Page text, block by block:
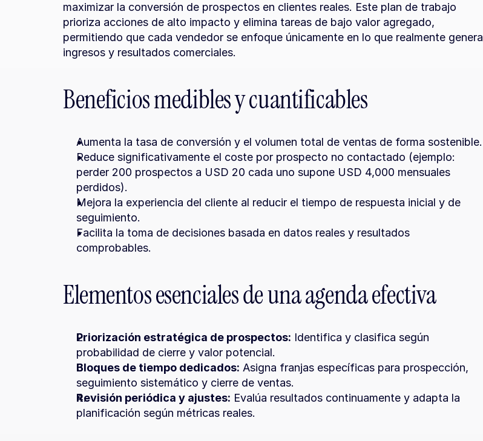
maximizar la conversión de prospectos en clientes reales. Este plan de trabajo
prioriza acciones de alto impacto y elimina tareas de bajo valor agregado,
permitiendo que cada vendedor se enfoque únicamente en lo que realmente genera
ingresos y resultados comerciales.
Beneficios medibles y cuantificables
Aumenta la tasa de conversión y el volumen total de ventas de forma sostenible.
Reduce significativamente el coste por prospecto no contactado (ejemplo:
perder 200 prospectos a USD 20 cada uno supone USD 4,000 mensuales
perdidos).
Mejora la experiencia del cliente al reducir el tiempo de respuesta inicial y de
seguimiento.
Facilita la toma de decisiones basada en datos reales y resultados
comprobables.
Elementos esenciales de una agenda efectiva
Priorización estratégica de prospectos: Identifica y clasifica según
probabilidad de cierre y valor potencial.
Bloques de tiempo dedicados: Asigna franjas específicas para prospección,
seguimiento sistemático y cierre de ventas.
Revisión periódica y ajustes: Evalúa resultados continuamente y adapta la
planificación según métricas reales.